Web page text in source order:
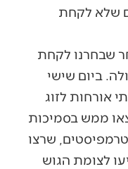
שלא לקחת
שבחרנו לקחת
ביום שישי
אורחות לזוג
ממש בסמיכות
שרצו
לצומת הגוש